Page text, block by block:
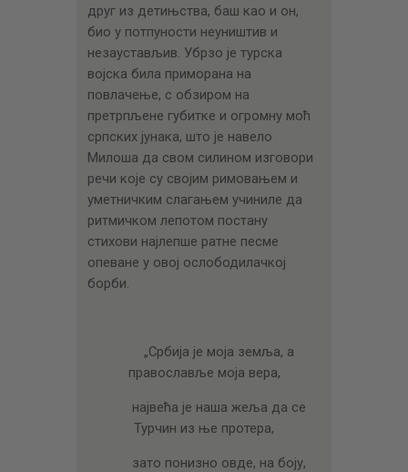
друг из детињства, баш као и он,
био у потпуности неуништив и
незаустављив. Убрзо је турска
војска била приморана на
повлачење, с обзиром на
претрпљене губитке и огромну моћ
српских јунака, што је навело
Милоша да свом силином изговори
речи које су својим римовањем и
уметничким слагањем учиниле да
ритмичком лепотом постану
стихови најлепше ратне песме
опеване у овој ослободилачкој
борби.
„Србија је моја земља, а
православље моја вера,
највећа је наша жеља да се
Турчин из ње протера,
зато понизно овде, на боју,